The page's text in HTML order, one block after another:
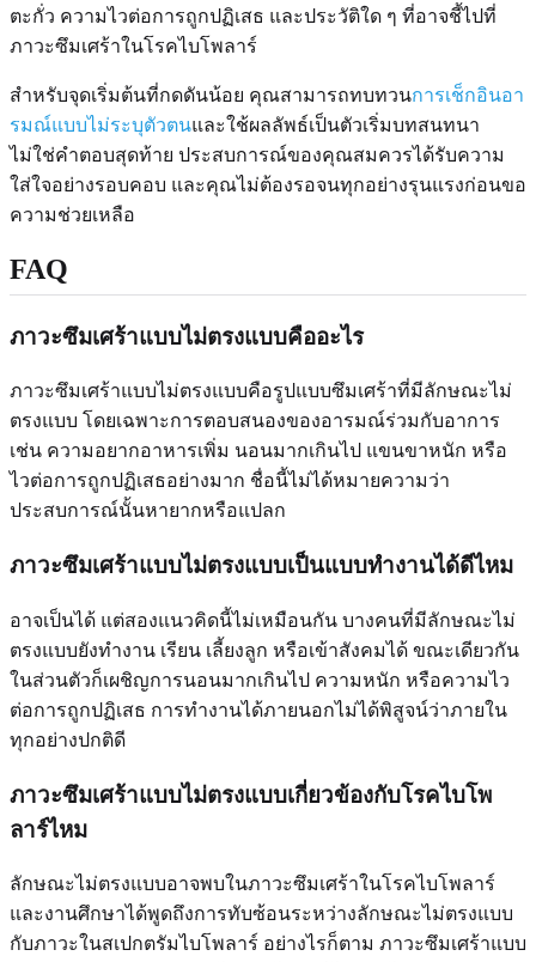
ตะกั่ว ความไวต่อการถูกปฏิเสธ และประวัติใด ๆ ที่อาจชี้ไปที่
ภาวะซึมเศร้าในโรคไบโพลาร์
สำหรับจุดเริ่มต้นที่กดดันน้อย คุณสามารถทบทวนการเช็กอินอา
รมณ์แบบไม่ระบุตัวตนและใช้ผลลัพธ์เป็นตัวเริ่มบทสนทนา
ไม่ใช่คำตอบสุดท้าย ประสบการณ์ของคุณสมควรได้รับความ
ใส่ใจอย่างรอบคอบ และคุณไม่ต้องรอจนทุกอย่างรุนแรงก่อนขอ
ความช่วยเหลือ
FAQ
ภาวะซึมเศร้าแบบไม่ตรงแบบคืออะไร
ภาวะซึมเศร้าแบบไม่ตรงแบบคือรูปแบบซึมเศร้าที่มีลักษณะไม่
ตรงแบบ โดยเฉพาะการตอบสนองของอารมณ์ร่วมกับอาการ
เช่น ความอยากอาหารเพิ่ม นอนมากเกินไป แขนขาหนัก หรือ
ไวต่อการถูกปฏิเสธอย่างมาก ชื่อนี้ไม่ได้หมายความว่า
ประสบการณ์นั้นหายากหรือแปลก
ภาวะซึมเศร้าแบบไม่ตรงแบบเป็นแบบทำงานได้ดีไหม
อาจเป็นได้ แต่สองแนวคิดนี้ไม่เหมือนกัน บางคนที่มีลักษณะไม่
ตรงแบบยังทำงาน เรียน เลี้ยงลูก หรือเข้าสังคมได้ ขณะเดียวกัน
ในส่วนตัวก็เผชิญการนอนมากเกินไป ความหนัก หรือความไว
ต่อการถูกปฏิเสธ การทำงานได้ภายนอกไม่ได้พิสูจน์ว่าภายใน
ทุกอย่างปกติดี
ภาวะซึมเศร้าแบบไม่ตรงแบบเกี่ยวข้องกับโรคไบโพ
ลาร์ไหม
ลักษณะไม่ตรงแบบอาจพบในภาวะซึมเศร้าในโรคไบโพลาร์
และงานศึกษาได้พูดถึงการทับซ้อนระหว่างลักษณะไม่ตรงแบบ
กับภาวะในสเปกตรัมไบโพลาร์ อย่างไรก็ตาม ภาวะซึมเศร้าแบบ